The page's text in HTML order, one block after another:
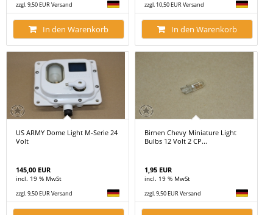
zzgl. 9,50 EUR Versand
In den Warenkorb
zzgl. 10,50 EUR Versand
In den Warenkorb
US ARMY Dome Light M-Serie 24
Volt
145,00 EUR
incl. 19 % MwSt
zzgl. 9,50 EUR Versand
Birnen Chevy Miniature Light
Bulbs 12 Volt 2 CP...
1,95 EUR
incl. 19 % MwSt
zzgl. 9,50 EUR Versand